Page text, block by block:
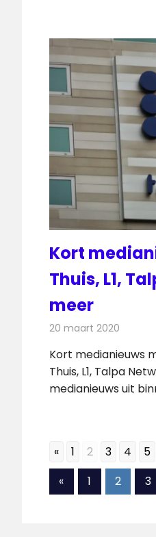
Kort
Thuis, L1,
meer
20 maart 2020
Kort medianieuws
Thuis, L1, Talpa
medianieuws uit
« 1 2 3 4 5
Berichten
«Vorige
berichten
1 2 3